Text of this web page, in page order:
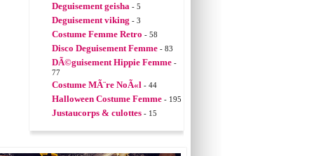
Deguisement geisha - 5
Deguisement viking - 3
Costume Femme Retro - 58
Disco Deguisement Femme - 83
DÃ©guisement Hippie Femme -
77
Costume MÃ¨re NoÃ«l - 44
Halloween Costume Femme - 195
Justaucorps & culottes - 15